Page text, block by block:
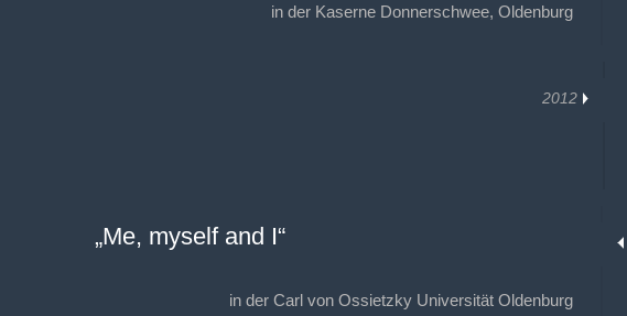
in der Kaserne Donnerschwee, Oldenburg
2012
„Me, myself and I“
in der Carl von Ossietzky Universität Oldenburg